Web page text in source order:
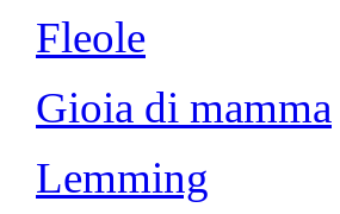
Fleole
Gioia di mamma
Lemming